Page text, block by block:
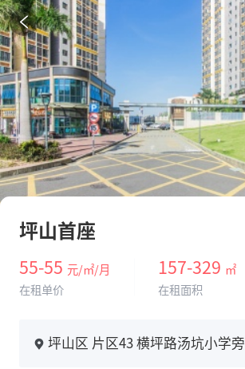
坪山首座
55-55 元/㎡/月
在租单价
157-329 ㎡
在租面积
坪山区 片区43 横坪路汤坑小学旁